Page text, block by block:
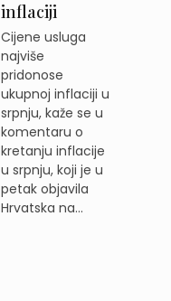
inflaciji
Cijene usluga
najviše
pridonose
ukupnoj inflaciji u
srpnju, kaže se u
komentaru o
kretanju inflacije
u srpnju, koji je u
petak objavila
Hrvatska na...